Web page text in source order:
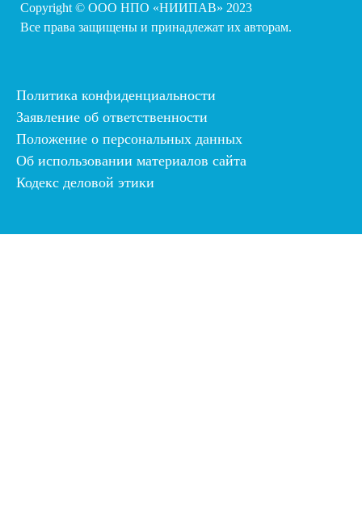
Copyright © ООО НПО «НИИПАВ» 2023
Все права защищены и принадлежат их авторам.
Политика конфиденциальности
Заявление об ответственности
Положение о персональных данных
Об использовании материалов сайта
Кодекс деловой этики